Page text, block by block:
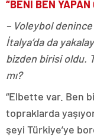
“BENİ BEN YAPAN
– Voleybol
İtalya’da da
bizden birisi oldu.
mı?
“Elbette var. Ben
topraklarda
şeyi Türkiye’ye